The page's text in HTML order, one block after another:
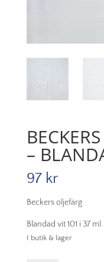
–
97 kr
Beckers oljefärg.
Blandad vit 101 i 37 ml.
I butik & lager